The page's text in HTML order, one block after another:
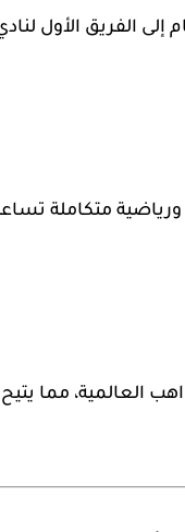
إلى الفريق الأول
ورياضية متكاملة
العالمية، مما